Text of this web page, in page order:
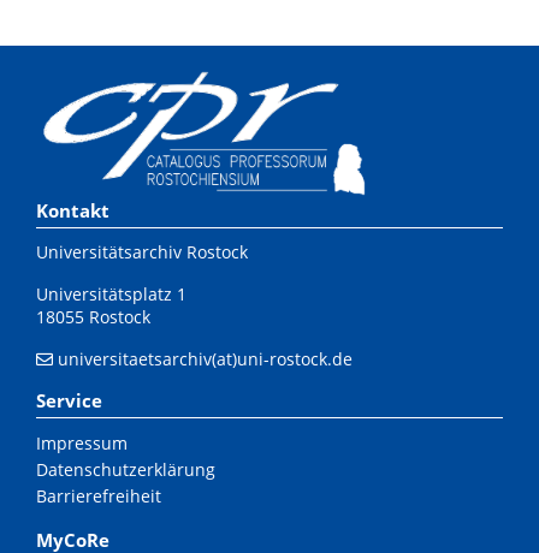
Kontakt
Universitätsarchiv Rostock
Universitätsplatz 1
18055 Rostock
universitaetsarchiv(at)uni-rostock.de
Service
Impressum
Datenschutzerklärung
Barrierefreiheit
MyCoRe